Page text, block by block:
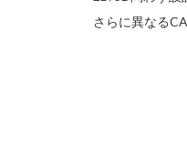
さらに異なる